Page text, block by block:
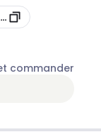
3B
commander